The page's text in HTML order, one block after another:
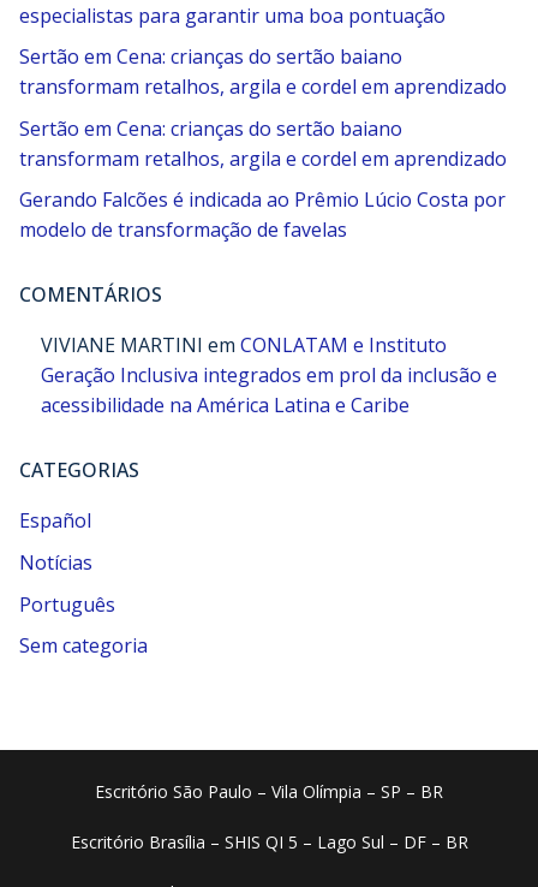
especialistas para garantir uma boa pontuação
Sertão em Cena: crianças do sertão baiano
transformam retalhos, argila e cordel em aprendizado
Sertão em Cena: crianças do sertão baiano
transformam retalhos, argila e cordel em aprendizado
Gerando Falcões é indicada ao Prêmio Lúcio Costa por
modelo de transformação de favelas
COMENTÁRIOS
VIVIANE MARTINI em CONLATAM e Instituto
Geração Inclusiva integrados em prol da inclusão e
acessibilidade na América Latina e Caribe
CATEGORIAS
Español
Notícias
Português
Sem categoria
Escritório São Paulo – Vila Olímpia – SP – BR
Escritório Brasília – SHIS QI 5 – Lago Sul – DF – BR